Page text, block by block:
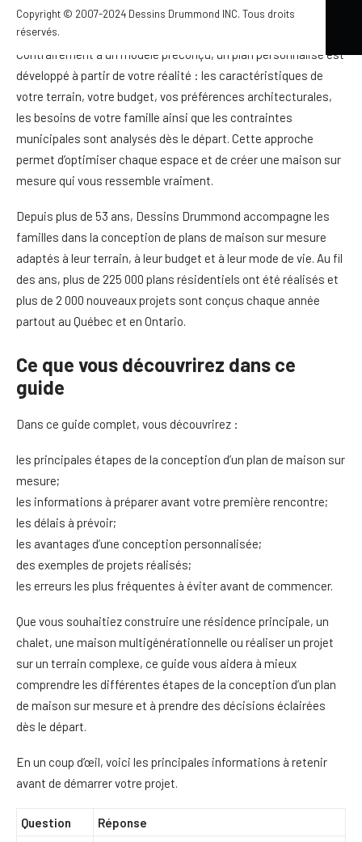
Copyright © 2007-2024 Dessins Drummond INC. Tous droits
réservés.
obliger à faire des compromis.
Contrairement à un modèle préconçu, un plan personnalisé est
développé à partir de votre réalité : les caractéristiques de
votre terrain, votre budget, vos préférences architecturales,
les besoins de votre famille ainsi que les contraintes
municipales sont analysés dès le départ. Cette approche
permet d’optimiser chaque espace et de créer une maison sur
mesure qui vous ressemble vraiment.
Depuis plus de 53 ans, Dessins Drummond accompagne les
familles dans la conception de plans de maison sur mesure
adaptés à leur terrain, à leur budget et à leur mode de vie. Au fil
des ans, plus de 225 000 plans résidentiels ont été réalisés et
plus de 2 000 nouveaux projets sont conçus chaque année
partout au Québec et en Ontario.
Ce que vous découvrirez dans ce
guide
Dans ce guide complet, vous découvrirez :
les principales étapes de la conception d’un plan de maison sur
mesure;
les informations à préparer avant votre première rencontre;
les délais à prévoir;
les avantages d’une conception personnalisée;
des exemples de projets réalisés;
les erreurs les plus fréquentes à éviter avant de commencer.
Que vous souhaitiez construire une résidence principale, un
chalet, une maison multigénérationnelle ou réaliser un projet
sur un terrain complexe, ce guide vous aidera à mieux
comprendre les différentes étapes de la conception d’un plan
de maison sur mesure et à prendre des décisions éclairées
dès le départ.
En un coup d’œil, voici les principales informations à retenir
avant de démarrer votre projet.
Question Réponse